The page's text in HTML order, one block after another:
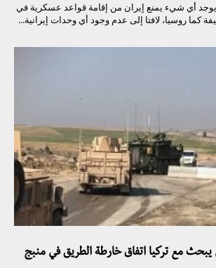
يوجد أي شيء يمنع إيران من إقامة قواعد عسكرية في
كما روسيا، لافتا إلى عدم وجود أي وحدات إيرانية...
مع تركيا اتفاق خارطة الطريق في منبج